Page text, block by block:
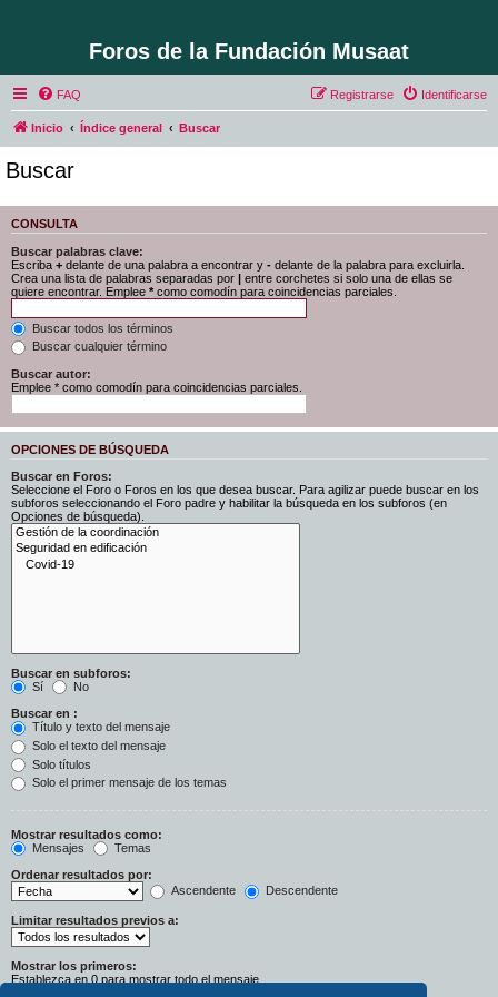
Foros de la Fundación Musaat
FAQ Identificarse
Registrarse
Inicio Índice general Buscar
Buscar
CONSULTA
Buscar palabras clave:
Escriba + delante de una palabra a encontrar y - delante de la palabra para excluirla.
Crea una lista de palabras separadas por | entre corchetes si solo una de ellas se
quiere encontrar. Emplee * como comodín para coincidencias parciales.
Buscar todos los términos
Buscar cualquier término
Buscar autor:
Emplee * como comodín para coincidencias parciales.
OPCIONES DE BÚSQUEDA
Buscar en Foros:
Seleccione el Foro o Foros en los que desea buscar. Para agilizar puede buscar en los
subforos seleccionando el Foro padre y habilitar la búsqueda en los subforos (en
Opciones de búsqueda).
Buscar en subforos:
Sí
No
Buscar en :
Título y texto del mensaje
Solo el texto del mensaje
Solo títulos
Solo el primer mensaje de los temas
Mostrar resultados como:
Mensajes
Temas
Ordenar resultados por:
Ascendente
Descendente
Limitar resultados previos a:
Mostrar los primeros:
Establezca en 0 para mostrar todo el mensaje.